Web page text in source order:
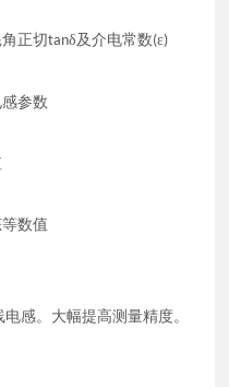
正切tanδ及介电常数(ε)
参数
数值
感。大幅提高测量精度。